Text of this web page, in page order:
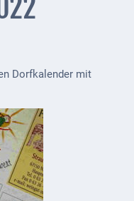
Dorfkalender mit